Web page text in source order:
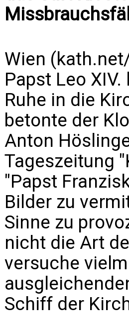
Wien
Papst Leo
Ruhe in die
betonte der
Anton
Tageszeitung
"Papst
Bilder zu
Sinne zu
nicht die Art
versuche
Schiff der